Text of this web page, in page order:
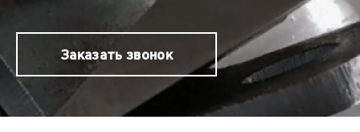
Заказать звонок